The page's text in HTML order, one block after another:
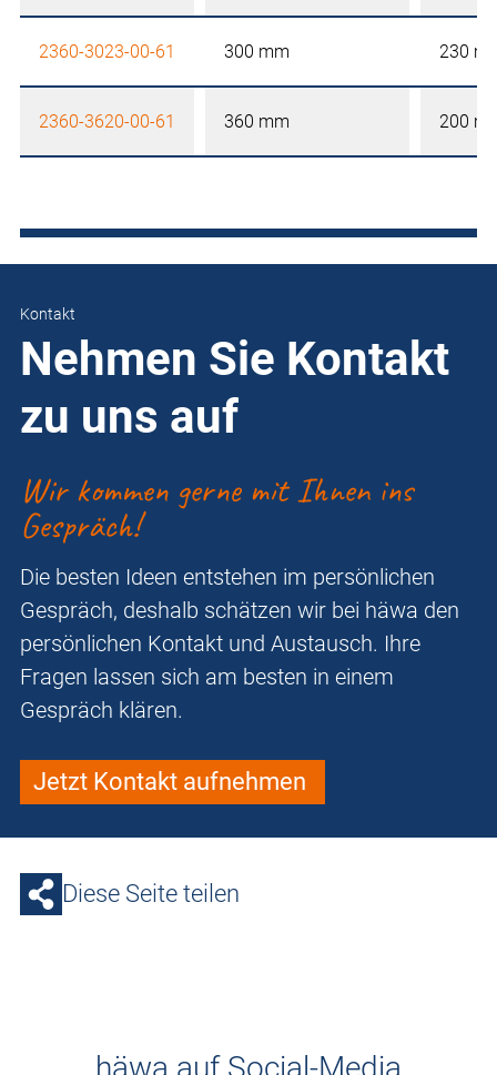
2360-3023-00-61 300 mm 230
2360-3620-00-61 360 mm 200
Kontakt
Nehmen Sie Kontakt
zu uns auf
Wir kommen gerne mit Ihnen ins
Gespräch!
Die besten Ideen entstehen im persönlichen
Gespräch, deshalb schätzen wir bei häwa den
persönlichen Kontakt und Austausch. Ihre
Fragen lassen sich am besten in einem
Gespräch klären.
Jetzt Kontakt aufnehmen
Diese Seite teilen